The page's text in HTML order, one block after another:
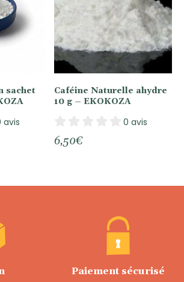
sachet
avis
Caféine Naturelle ahydre
10 g – EKOKOZA
0 avis
6,50€
Paiement sécurisé